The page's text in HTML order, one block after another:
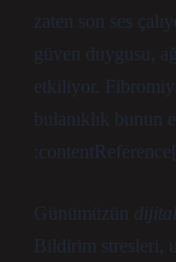
zaten son ses
güven duygusu,
etkiliyor.
bulanıklık bunun
Günümüzün
Bildirim stresleri,